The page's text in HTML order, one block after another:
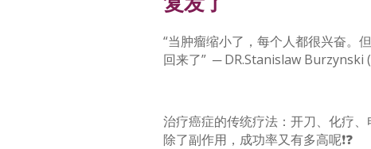
“当肿瘤缩小了，每个人都很兴奋。
回来了” ─ DR.Stanislaw Burzynski
治疗癌症的传统疗法：开刀、化疗、
除了副作用，成功率又有多高呢❗❓